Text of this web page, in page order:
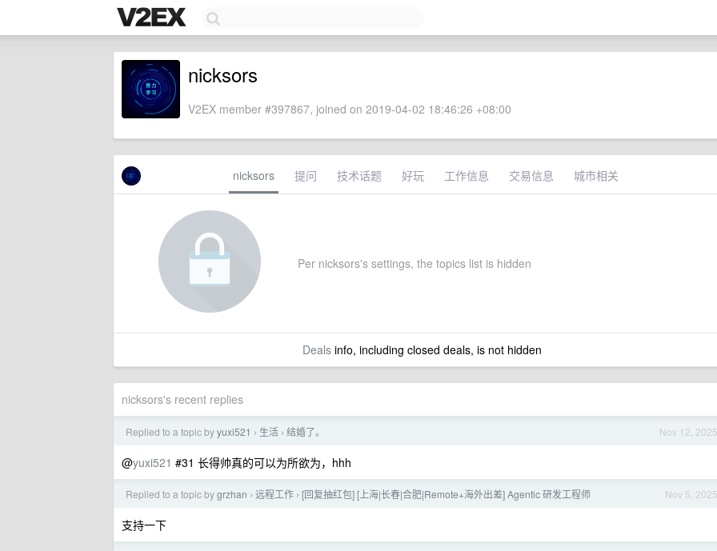
nicksors
V2EX member #397867, joined on 2019-04-02 18:46:26 +08:00
nicksors 提问 技术话题 好玩 工作信息 交易信息 城市相关
Per nicksors's settings, the topics list is hidden
Dealsinfo, including closed deals, is not hidden
nicksors's recent replies
Nov 12, 2025
Replied to a topic byyuxi521 › 生活 › 结婚了。
@yuxi521 #31 长得帅真的可以为所欲为，hhh
Nov 5, 2025
Replied to a topic bygrzhan › 远程工作 › [回复抽红包] [上海|长春|合肥|Remote+海外出差] Agentic 研发工程师
支持一下